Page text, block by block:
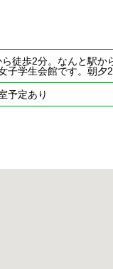
徒歩2分。なんと駅
学生会館です。朝夕
予定あり